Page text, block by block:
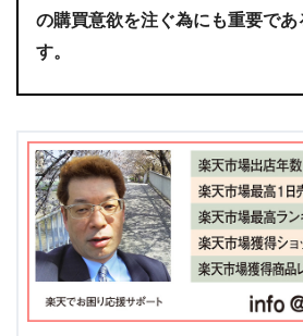
の購買意欲を注ぐ為にも重要であ
す。